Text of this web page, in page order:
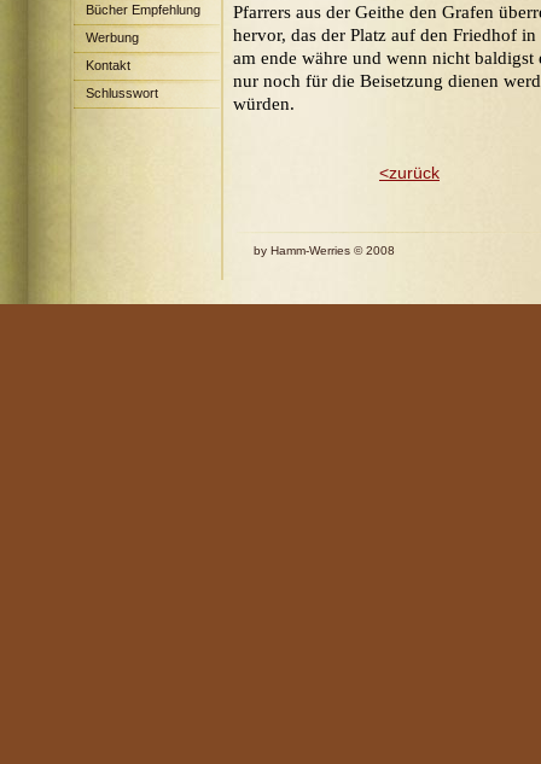
Bücher Empfehlung
Werbung
Kontakt
Schlusswort
Pfarrers aus der Geithe den Grafen
hervor, das der Platz auf den Friedhof
am ende währe und wenn nicht
nur noch für die Beisetzung dienen
würden.
<zurück
by Hamm-Werries © 2008